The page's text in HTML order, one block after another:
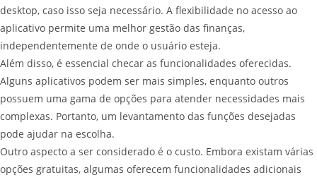
desktop, caso isso seja necessário. A flexibilidade no acesso ao
aplicativo permite uma melhor gestão das finanças,
independentemente de onde o usuário esteja.
Além disso, é essencial checar as funcionalidades oferecidas.
Alguns aplicativos podem ser mais simples, enquanto outros
possuem uma gama de opções para atender necessidades mais
complexas. Portanto, um levantamento das funções desejadas
pode ajudar na escolha.
Outro aspecto a ser considerado é o custo. Embora existam várias
opções gratuitas, algumas oferecem funcionalidades adicionais